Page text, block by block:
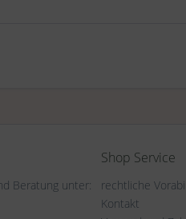
Beratung unter:
Shop Service
rechtliche
Kontakt